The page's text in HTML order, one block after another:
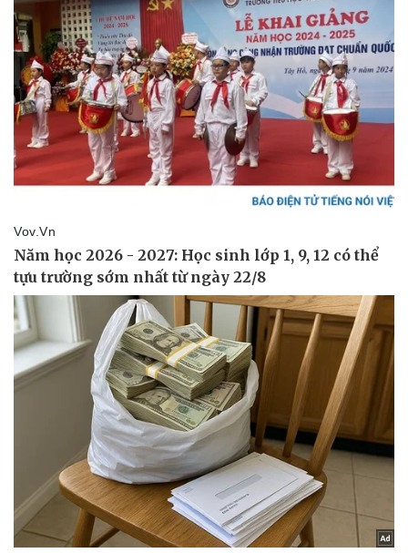
Kinh tế
Bất động sản
Khởi nghiệp
Thị trường
Giá vàng
Tiêu dùng
Tỷ giá
Chứng khoán
Giá cà phê